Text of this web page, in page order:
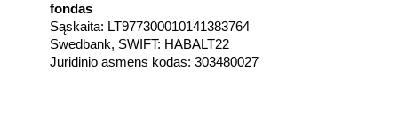
fondas
Sąskaita: LT977300010141383764
Swedbank, SWIFT: HABALT22
Juridinio asmens kodas: 303480027